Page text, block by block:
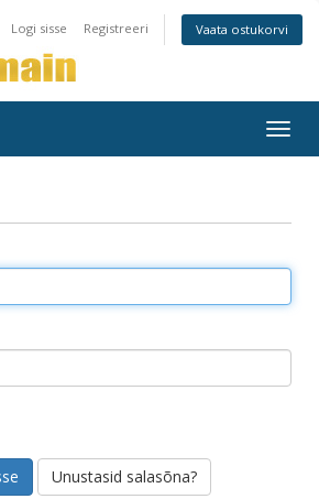
Logi sisse Registreeri Vaata ostukorvi
Unustasid salasõna?